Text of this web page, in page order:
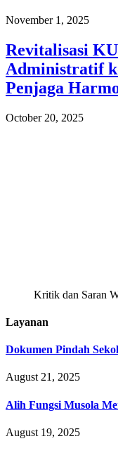
November 1, 2025
Revitalisasi
Administratif
Penjaga
October 20, 2025
Kritik dan Saran
Layanan
Dokumen Pindah
August 21, 2025
Alih Fungsi Musola
August 19, 2025